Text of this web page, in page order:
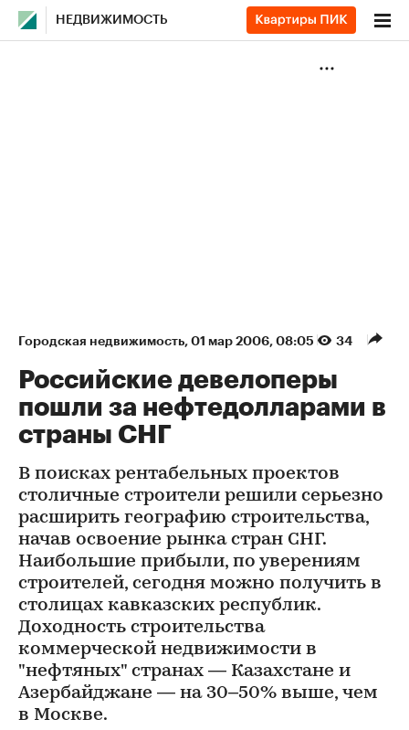
НЕДВИЖИМОСТЬ
Городская недвижимость⁠, 01 мар 2006, 08:05 34
Российские девелоперы
пошли за нефтедолларами в
страны СНГ
В поисках рентабельных проектов
столичные строители решили серьезно
расширить географию строительства,
начав освоение рынка стран СНГ.
Наибольшие прибыли, по уверениям
строителей, сегодня можно получить в
столицах кавказских республик.
Доходность строительства
коммерческой недвижимости в
"нефтяных" странах — Казахстане и
Азербайджане — на 30–50% выше, чем
в Москве.